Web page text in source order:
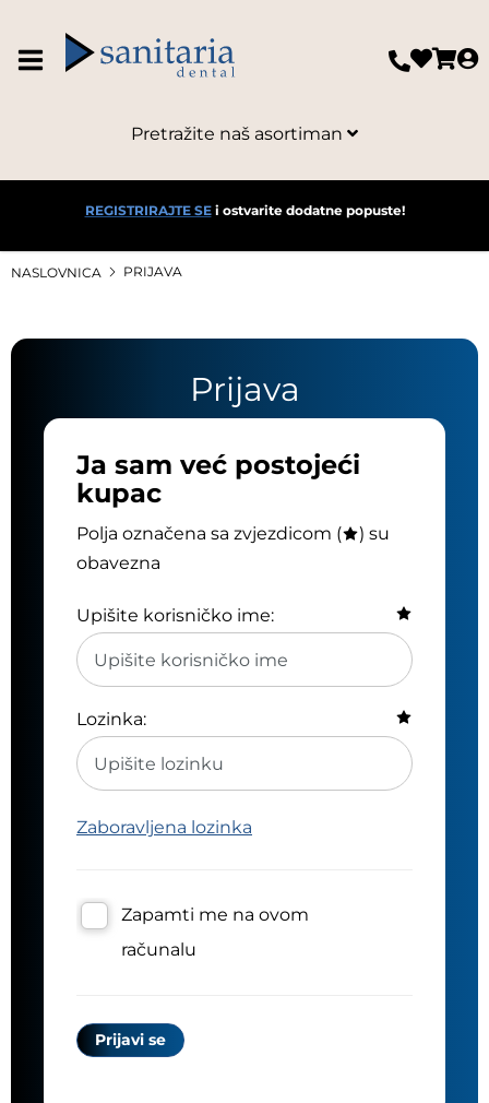
Pretražite naš asortiman
REGISTRIRAJTE SEi ostvarite dodatne popuste!
NASLOVNICA PRIJAVA
Prijava
Ja sam već postojeći
kupac
Polja označena sa zvjezdicom (
) su
obavezna
Upišite korisničko ime:
Lozinka:
Zaboravljena lozinka
Zapamti me na ovom
računalu